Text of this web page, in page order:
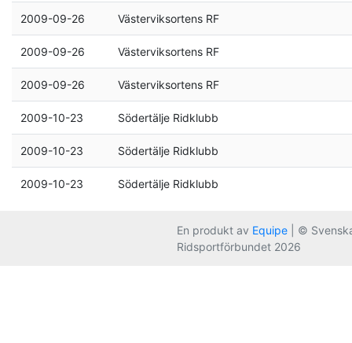
2009-09-26 Västerviksortens RF
2009-09-26 Västerviksortens RF
2009-09-26 Västerviksortens RF
2009-10-23 Södertälje Ridklubb
2009-10-23 Södertälje Ridklubb
2009-10-23 Södertälje Ridklubb
En produkt av Equipe | ©
Ridsportförbundet 2026